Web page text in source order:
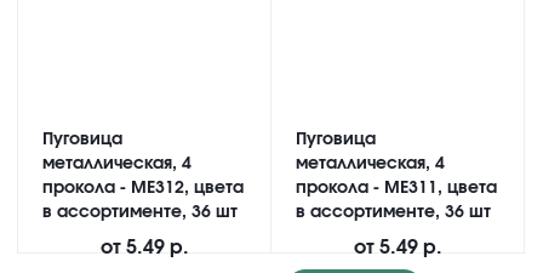
Пуговица
металлическая, 4
прокола - ME312, цвета
в ассортименте, 36 шт
от 5.49 р.
Пуговица
металлическая, 4
прокола - ME311, цвета
в ассортименте, 36 шт
от 5.49 р.